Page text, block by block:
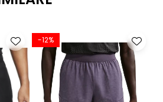
reciclate
-12%